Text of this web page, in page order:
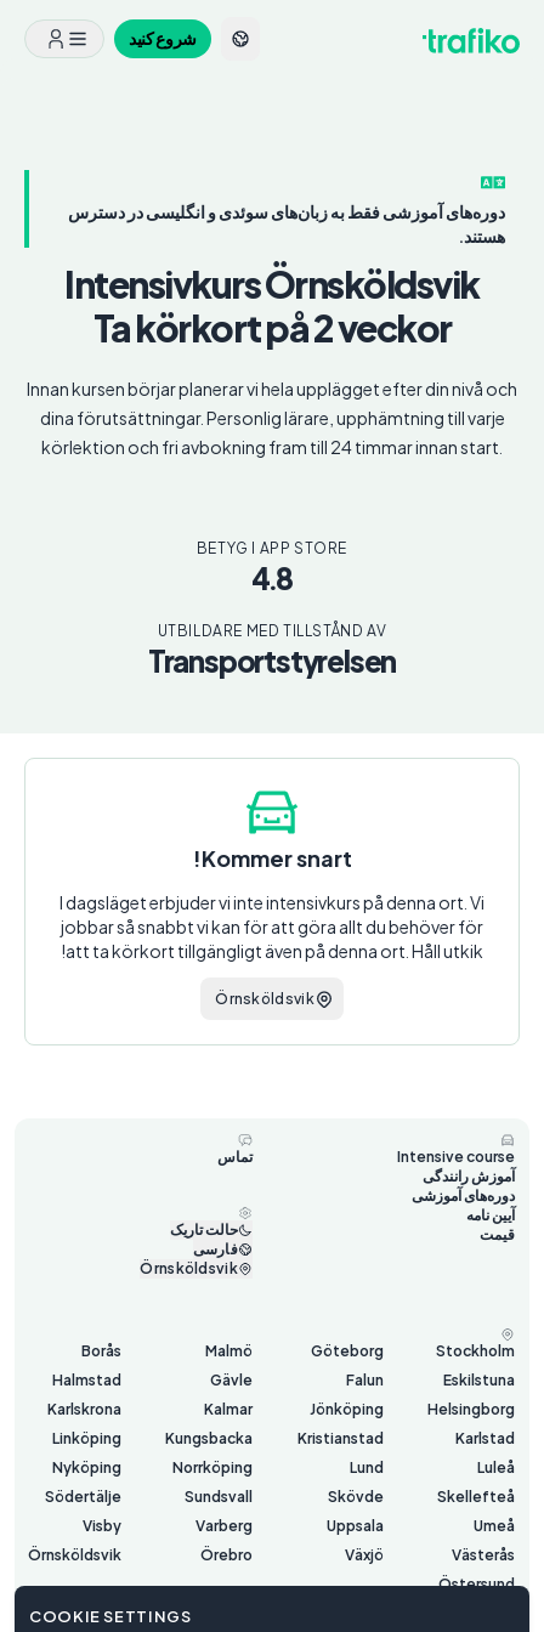
شروع کنید
دوره‌های آموزشی فقط به زبان‌های سوئدی و انگلیسی در دسترس
هستند.
IntensivkursÖrnsköldsvik
Ta körkort på 2 veckor
Innan kursen börjar planerar vi hela upplägget efter din nivå och
dina förutsättningar. Personlig lärare, upphämtning till varje
körlektion och fri avbokning fram till 24 timmar innan start.
BETYG I APP STORE
4.8
UTBILDARE MED TILLSTÅND AV
Transportstyrelsen
Kommer snart!
I dagsläget erbjuder vi inte intensivkurs på denna ort. Vi
jobbar så snabbt vi kan för att göra allt du behöver för
att ta körkort tillgängligt även på denna ort. Håll utkik!
Örnsköldsvik
Intensive course
آموزش رانندگی
دوره‌های آموزشی
آیین نامه
قیمت
تماس
حالت تاریک
فارسی
Örnsköldsvik
Stockholm
Göteborg
Malmö
Borås
Eskilstuna
Falun
Gävle
Halmstad
Helsingborg
Jönköping
Kalmar
Karlskrona
Karlstad
Kristianstad
Kungsbacka
Linköping
Luleå
Lund
Norrköping
Nyköping
Skellefteå
Skövde
Sundsvall
Södertälje
Umeå
Uppsala
Varberg
Visby
Västerås
Växjö
Örebro
Örnsköldsvik
Östersund
COOKIE SETTINGS